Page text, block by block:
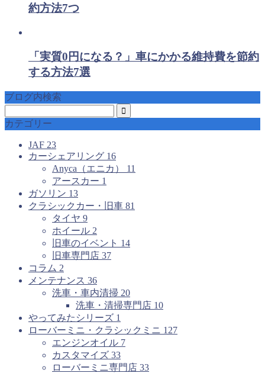
約方法7つ
「実質0円になる？」車にかかる維持費を節約
する方法7選
ブログ内検索
カテゴリー
JAF 23
カーシェアリング 16
Anyca（エニカ） 11
アースカー 1
ガソリン 13
クラシックカー・旧車 81
タイヤ 9
ホイール 2
旧車のイベント 14
旧車専門店 37
コラム 2
メンテナンス 36
洗車・車内清掃 20
洗車・清掃専門店 10
やってみたシリーズ 1
ローバーミニ・クラシックミニ 127
エンジンオイル 7
カスタマイズ 33
ローバーミニ専門店 33